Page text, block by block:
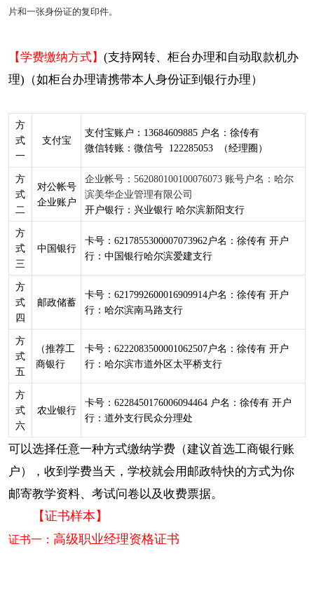
片和一张身份证的复印件。
【学费缴纳方式】 (支持网转、柜台办理和自动取款机办
理)（如柜台办理请携带本人身份证到银行办理）
方
式
一
支付宝
支付宝账户：13684609885 户名：徐传有
微信转账：微信号 122285053 （经理圈）
方
式
二
对公帐号
企业账户
企业帐号：562080100100076073 账号户名：哈尔
滨美华企业管理有限公司
开户银行：兴业银行 哈尔滨新阳支行
方
式
三
中国银行
卡号：6217855300007073962户名：徐传有 开户
行：中国银行哈尔滨爱建支行
方
式
四
邮政储蓄
卡号：6217992600016909914户名：徐传有 开户
行：哈尔滨南马路支行
方
式
五
（推荐工
商银行
卡号：6222083500001062507户名：徐传有 开户
行：哈尔滨市道外区太平桥支行
方
式
六
农业银行
卡号：6228450176006094464 户名：徐传有 开户
行：道外支行民众分理处
可以选择任意一种方式缴纳学费（建议首选工商银行账
户），收到学费当天，学校就会用邮政特快的方式为你
邮寄教学资料、考试问卷以及收费票据。
【证书样本】
证书一： 高级职业经理资格证书